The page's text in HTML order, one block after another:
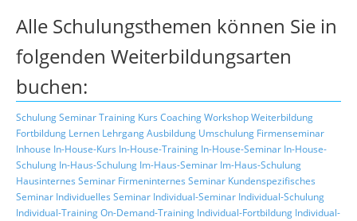
Alle Schulungsthemen können Sie in
folgenden Weiterbildungsarten
buchen:
SchulungSeminarTraining Kurs CoachingWorkshopWeiterbildung
Fortbildung Lernen LehrgangAusbildung Umschulung Firmenseminar
Inhouse In-House-Kurs In-House-Training In-House-Seminar In-House-
Schulung In-Haus-Schulung Im-Haus-Seminar Im-Haus-Schulung
Hausinternes Seminar Firmeninternes Seminar Kundenspezifisches
Seminar Individuelles Seminar Individual-Seminar Individual-Schulung
Individual-TrainingOn-Demand-Training Individual-Fortbildung Individual-